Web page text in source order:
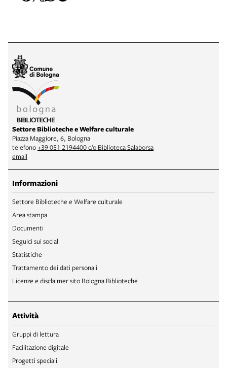
Settore Biblioteche e Welfare culturale
Piazza Maggiore, 6, Bologna
telefono+39 051 2194400 c/o Biblioteca Salaborsa
email
Informazioni
Settore Biblioteche e Welfare culturale
Area stampa
Documenti
Seguici sui social
Statistiche
Trattamento dei dati personali
Licenze e disclaimer sito Bologna Biblioteche
Attività
Gruppi di lettura
Facilitazione digitale
Progetti speciali